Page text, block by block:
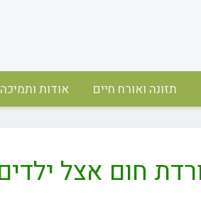
תזונה ואורח חיים אודות ותמיכה